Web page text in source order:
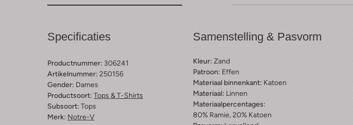
Specificaties
Productnummer: 306241
Artikelnummer: 250156
Gender: Dames
Productsoort: Tops & T-Shirts
Subsoort: Tops
Merk: Notre-V
Samenstelling & Pasvorm
Kleur: Zand
Patroon: Effen
Materiaal binnenkant: Katoen
Materiaal: Linnen
Materiaalpercentages:
80% Ramie, 20% Katoen